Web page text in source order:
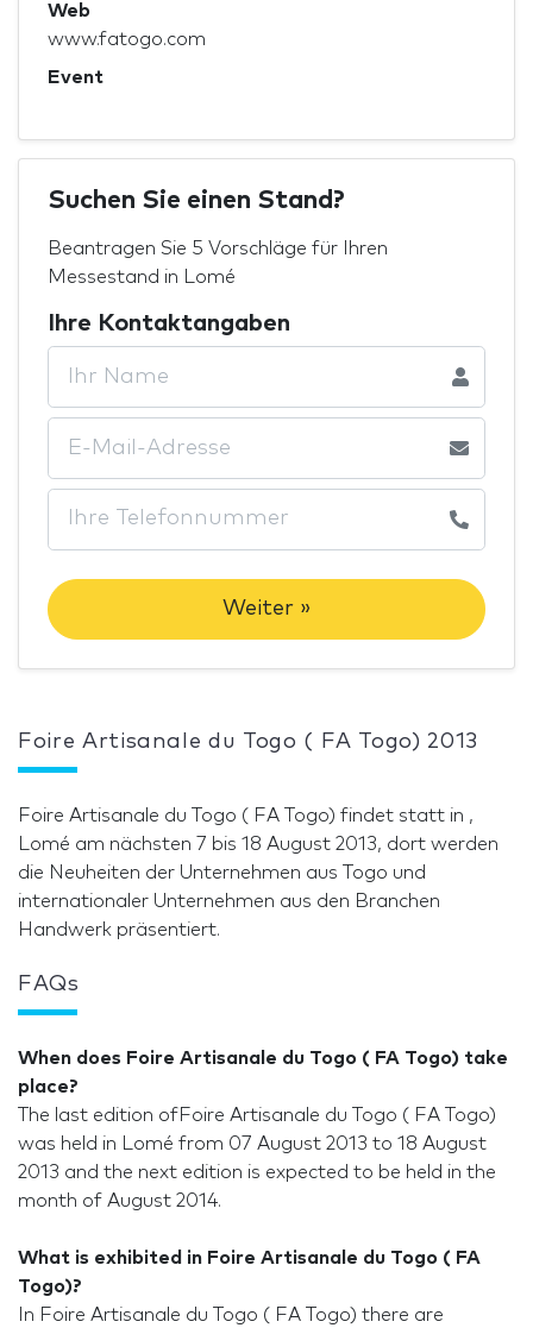
Web
www.fatogo.com
Event
Suchen Sie einen Stand?
Beantragen Sie 5 Vorschläge für Ihren
Messestand in Lomé
Ihre Kontaktangaben
Weiter »
Foire Artisanale du Togo ( FA Togo) 2013
Foire Artisanale du Togo ( FA Togo) findet statt in ,
Lomé am nächsten 7 bis 18 August 2013, dort werden
die Neuheiten der Unternehmen aus Togo und
internationaler Unternehmen aus den Branchen
Handwerk präsentiert.
FAQs
When does Foire Artisanale du Togo ( FA Togo) take
place?
The last edition ofFoire Artisanale du Togo ( FA Togo)
was held in Lomé from 07 August 2013 to 18 August
2013 and the next edition is expected to be held in the
month of August 2014.
What is exhibited in Foire Artisanale du Togo ( FA
Togo)?
In Foire Artisanale du Togo ( FA Togo) there are